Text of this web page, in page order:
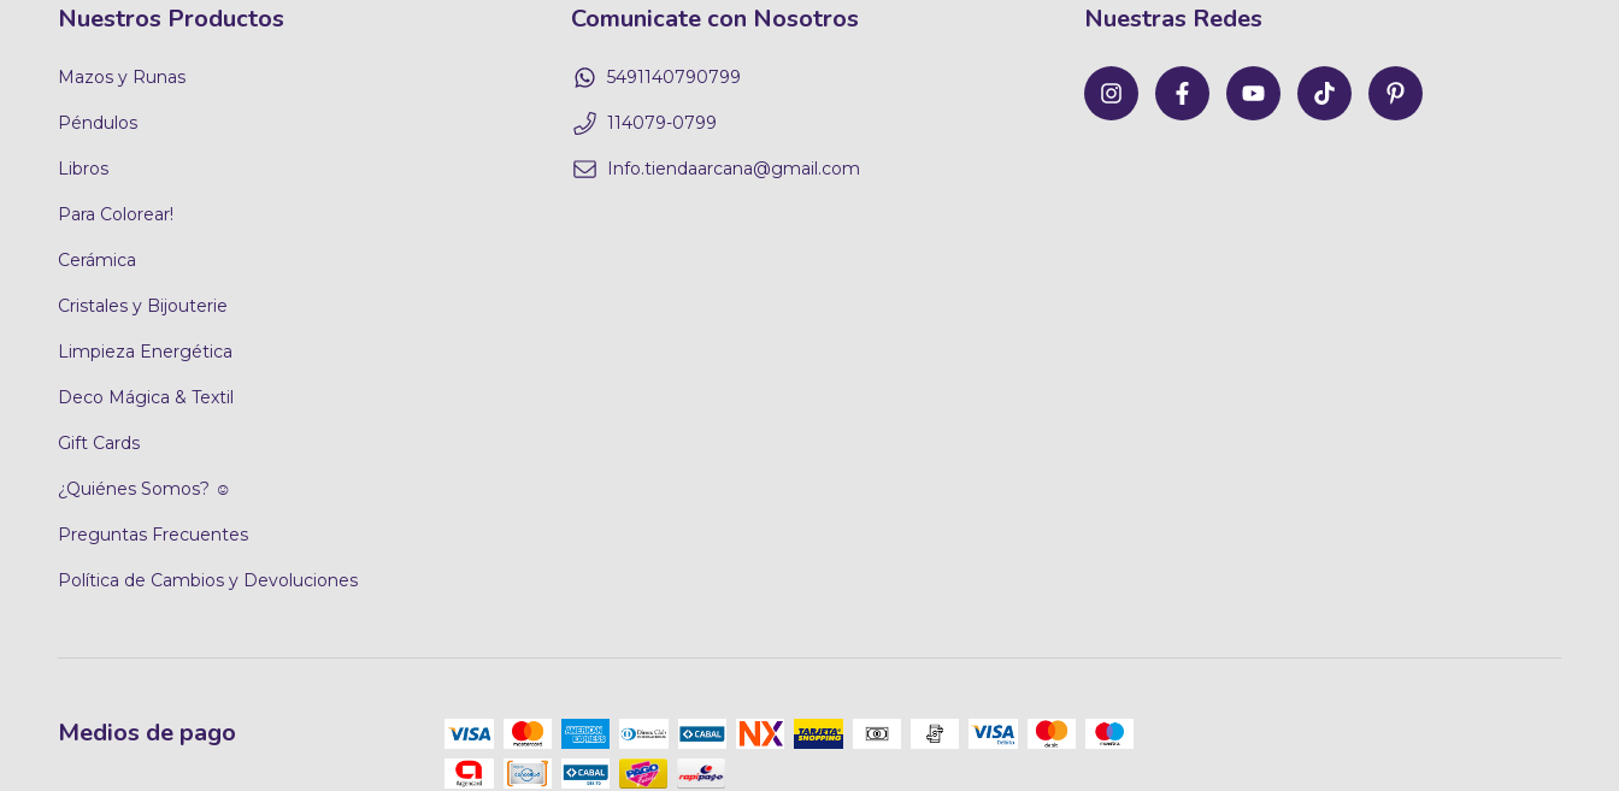
Nuestros Productos
Mazos y Runas
Péndulos
Libros
Para Colorear!
Cerámica
Cristales y Bijouterie
Limpieza Energética
Deco Mágica & Textil
Gift Cards
¿Quiénes Somos? ☺
Preguntas Frecuentes
Política de Cambios y Devoluciones
Comunicate con Nosotros
5491140790799
114079-0799
Info.tiendaarcana@gmail.com
Nuestras Redes
Medios de pago